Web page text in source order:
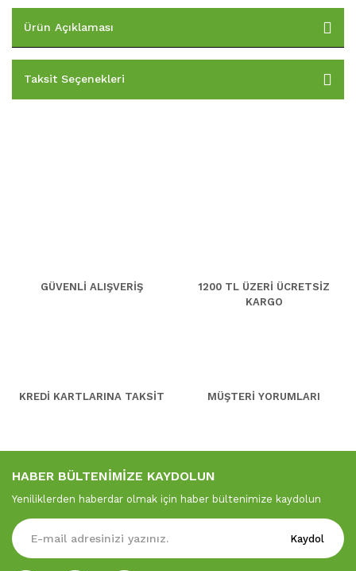
Ürün Açıklaması
Taksit Seçenekleri
GÜVENLİ ALIŞVERİŞ
1200 TL ÜZERİ ÜCRETSİZ
KARGO
KREDİ KARTLARINA TAKSİT MÜŞTERİ YORUMLARI
HABER BÜLTENİMİZE KAYDOLUN
Yeniliklerden haberdar olmak için haber bültenimize kaydolun
Kaydol